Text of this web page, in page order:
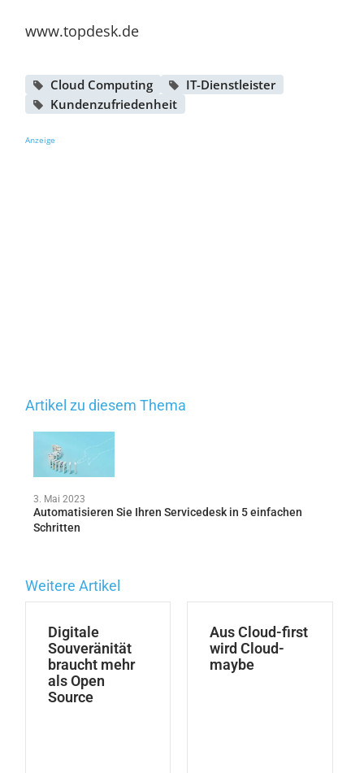
www.topdesk.de
Cloud Computing
IT-Dienstleister
Kundenzufriedenheit
Anzeige
Artikel zu diesem Thema
3. Mai 2023
Automatisieren Sie Ihren Servicedesk in 5 einfachen
Schritten
Weitere Artikel
Digitale
Souveränität
braucht mehr
als Open
Source
Aus Cloud-first
wird Cloud-
maybe